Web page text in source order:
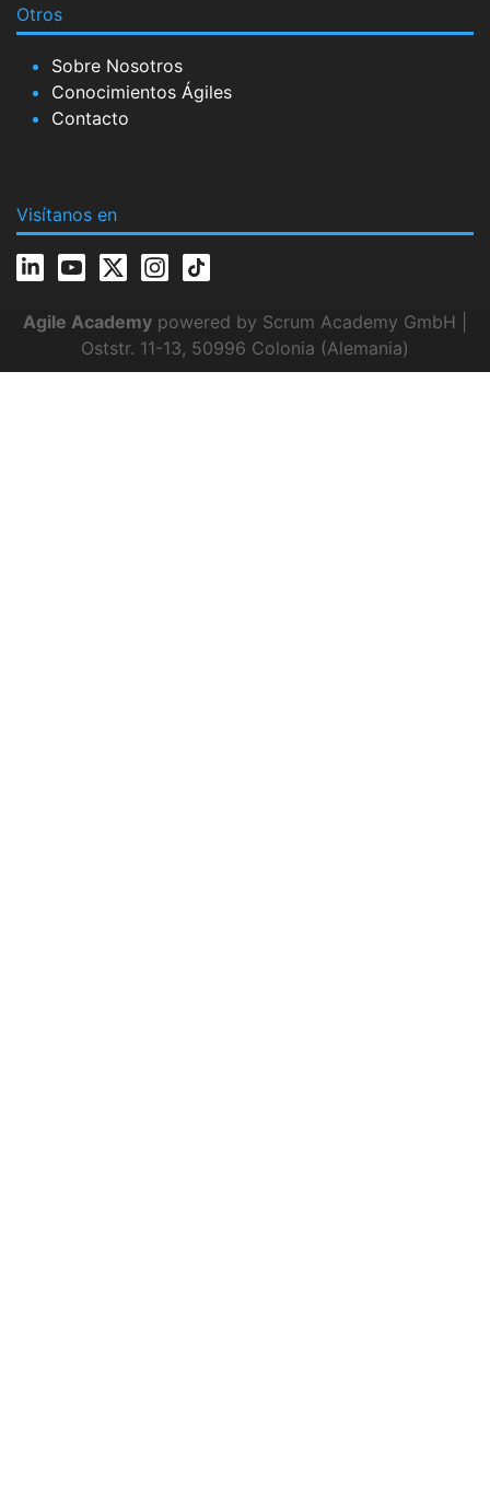
Otros
Sobre Nosotros
Conocimientos Ágiles
Contacto
Visítanos en
Agile Academy powered by Scrum Academy GmbH |
Oststr. 11-13, 50996 Colonia (Alemania)